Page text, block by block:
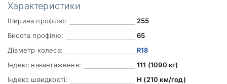
Характеристики
Ширина профілю:
255
Висота профілю:
65
Діаметр колеса:
R18
Індекс навантаження:
111 (1090 кг)
Індекс швидкості:
H (210 км/год)